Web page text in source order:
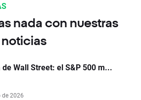
nada con nuestras
Wall Street: el S&P 500 m...
de 2026